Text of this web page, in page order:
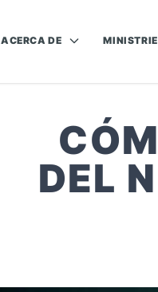
ACERCA DE
DEL